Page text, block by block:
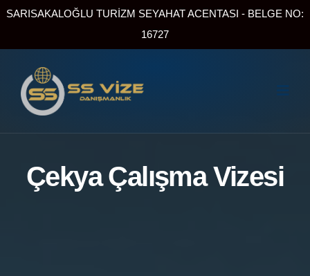
SARISAKALOĞLU TURİZM SEYAHAT ACENTASI - BELGE NO:
16727
Çekya Çalışma Vizesi